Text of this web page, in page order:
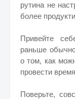
рутина не
более
Привейте
раньше
о том, как
провести
Поверьте,